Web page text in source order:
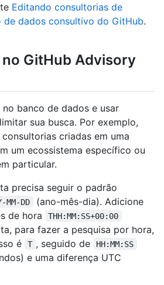
Editando consultorias de
de dados consultivo do GitHub.
GitHub Advisory
banco de dados e usar
sua busca. Por exemplo,
criadas em uma
um ecossistema específico ou
particular.
precisa seguir o padrão
MM-DD
(ano-mês-dia). Adicione
de hora
THH:MM:SS+00:00
para fazer a pesquisa por hora,
é
T , seguido de HH:MM:SS
e uma diferença UTC